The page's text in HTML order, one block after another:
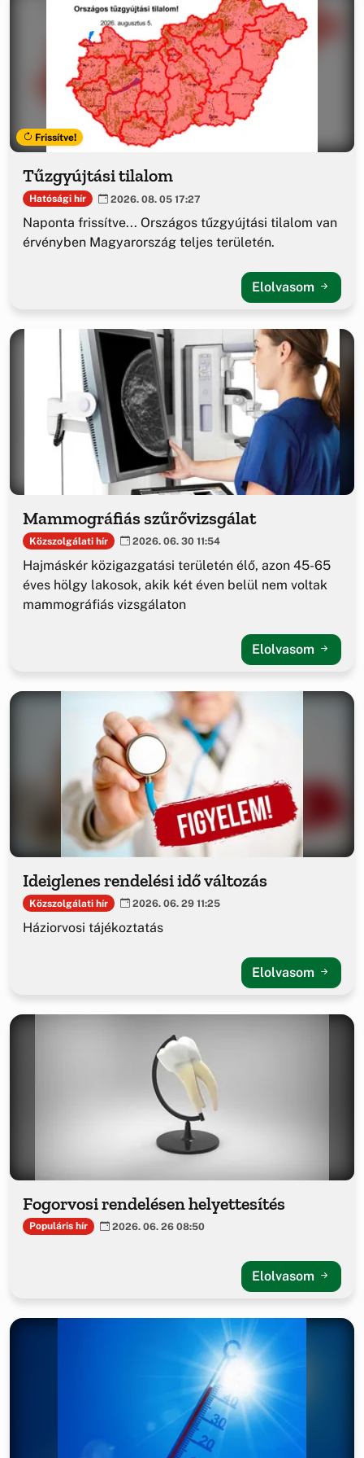
Frissítve!
Tűzgyújtási tilalom
Hatósági hír 2026. 08. 05 17:27
Naponta frissítve... Országos tűzgyújtási tilalom van
érvényben Magyarország teljes területén.
Elolvasom
Mammográfiás szűrővizsgálat
Közszolgálati hír 2026. 06. 30 11:54
Hajmáskér közigazgatási területén élő, azon 45-65
éves hölgy lakosok, akik két éven belül nem voltak
mammográfiás vizsgálaton
Elolvasom
Ideiglenes rendelési idő változás
Közszolgálati hír 2026. 06. 29 11:25
Háziorvosi tájékoztatás
Elolvasom
Fogorvosi rendelésen helyettesítés
Populáris hír 2026. 06. 26 08:50
Elolvasom